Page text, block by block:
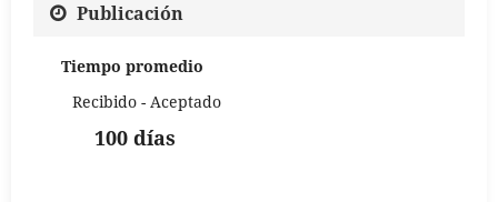
Publicación
Tiempo promedio
Recibido - Aceptado
100 días